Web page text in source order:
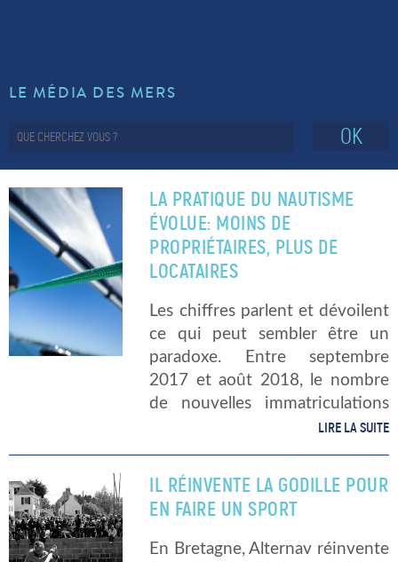
LE MÉDIA DES MERS
OK
LA PRATIQUE DU NAUTISME
ÉVOLUE: MOINS DE
PROPRIÉTAIRES, PLUS DE
LOCATAIRES
Les chiffres parlent et dévoilent
ce qui peut sembler être un
paradoxe. Entre septembre
2017 et août 2018, le nombre
de nouvelles immatriculations
de bateaux a diminué. En
personnes ayant passé un
permis de navigation a […]
LIRE LA SUITE
IL RÉINVENTE LA GODILLE POUR
EN FAIRE UN SPORT
En Bretagne, Alternav réinvente